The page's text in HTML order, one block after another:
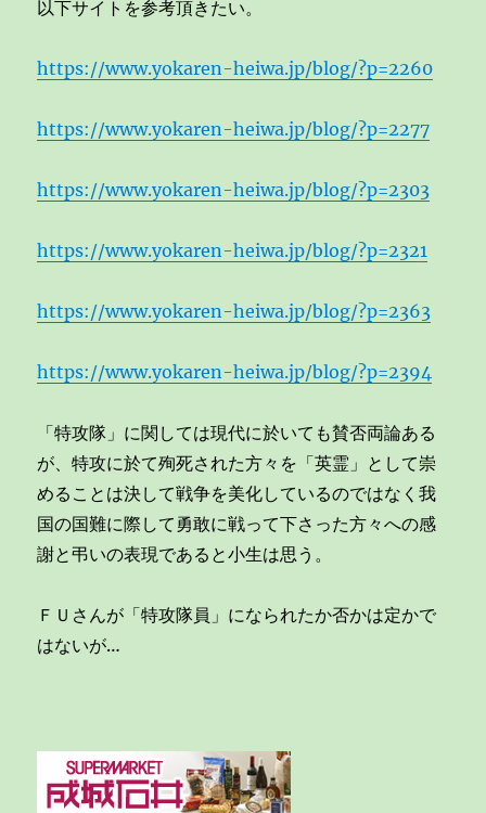
以下サイトを参考頂きたい。
https://www.yokaren-heiwa.jp/blog/?p=2260
https://www.yokaren-heiwa.jp/blog/?p=2277
https://www.yokaren-heiwa.jp/blog/?p=2303
https://www.yokaren-heiwa.jp/blog/?p=2321
https://www.yokaren-heiwa.jp/blog/?p=2363
https://www.yokaren-heiwa.jp/blog/?p=2394
「特攻隊」に関しては現代に於いても賛否両論ある
が、特攻に於て殉死された方々を「英霊」として崇
めることは決して戦争を美化しているのではなく我
国の国難に際して勇敢に戦って下さった方々への感
謝と弔いの表現であると小生は思う。
ＦＵさんが「特攻隊員」になられたか否かは定かで
はないが…